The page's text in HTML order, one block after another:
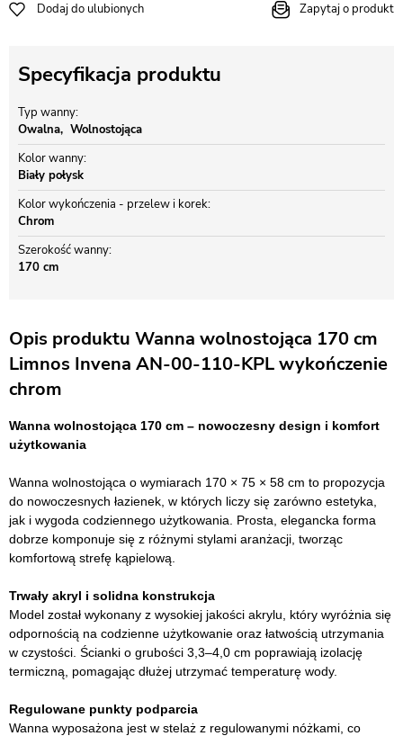
Dodaj do ulubionych Zapytaj o produkt
Specyfikacja produktu
Typ wanny
Owalna
Wolnostojąca
Kolor wanny
Biały połysk
Kolor wykończenia - przelew i korek
Chrom
Szerokość wanny
170 cm
Opis produktu Wanna wolnostojąca 170 cm
Limnos Invena AN-00-110-KPL wykończenie
chrom
Wanna wolnostojąca 170 cm – nowoczesny design i komfort
użytkowania
Wanna wolnostojąca o wymiarach 170 × 75 × 58 cm to propozycja
do nowoczesnych łazienek, w których liczy się zarówno estetyka,
jak i wygoda codziennego użytkowania. Prosta, elegancka forma
dobrze komponuje się z różnymi stylami aranżacji, tworząc
komfortową strefę kąpielową.
Trwały akryl i solidna konstrukcja
Model został wykonany z wysokiej jakości akrylu, który wyróżnia się
odpornością na codzienne użytkowanie oraz łatwością utrzymania
w czystości. Ścianki o grubości 3,3–4,0 cm poprawiają izolację
termiczną, pomagając dłużej utrzymać temperaturę wody.
Regulowane punkty podparcia
Wanna wyposażona jest w stelaż z regulowanymi nóżkami, co